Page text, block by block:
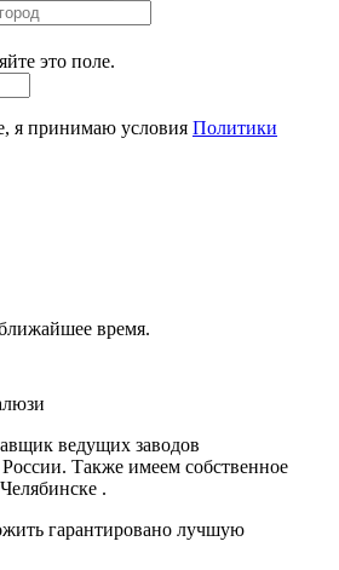
это поле.
я принимаю условия Политики
время.
ведущих заводов
Также имеем собственное
.
гарантировано лучшую